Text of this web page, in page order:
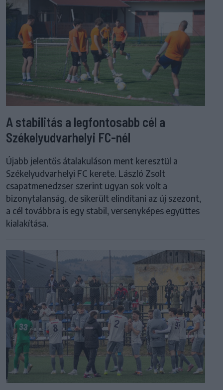
A stabilitás a legfontosabb cél a
Székelyudvarhelyi FC-nél
Újabb jelentős átalakuláson ment keresztül a
Székelyudvarhelyi FC kerete. László Zsolt
csapatmenedzser szerint ugyan sok volt a
bizonytalanság, de sikerült elindítani az új szezont,
a cél továbbra is egy stabil, versenyképes együttes
kialakítása.